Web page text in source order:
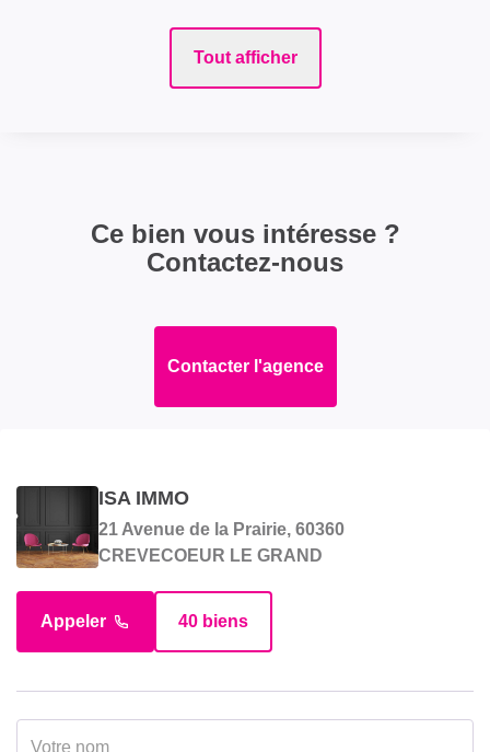
Tout afficher
Ce bien vous intéresse ?
Contactez-nous
Contacter l'agence
ISA IMMO
21 Avenue de la Prairie, 60360
CREVECOEUR LE GRAND
Appeler 40 biens